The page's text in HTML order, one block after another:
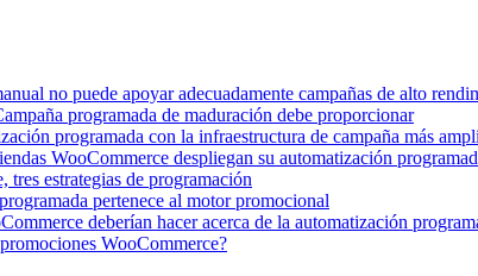
no puede apoyar adecuadamente campañas de alto
programada de maduración debe proporcionar
programada con la infraestructura de campaña más
WooCommerce despliegan su automatización
tres estrategias de programación
pertenece al motor promocional
deberían hacer acerca de la automatización
WooCommerce?